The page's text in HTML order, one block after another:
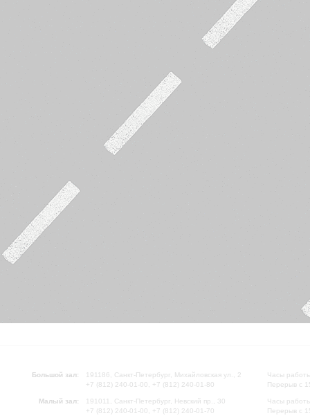
Большой зал:
191186, Санкт-Петербург, Михайловская ул., 2
+7 (812) 240-01-00, +7 (812) 240-01-80
Малый зал:
191011, Санкт-Петербург, Невский пр., 30
+7 (812) 240-01-00, +7 (812) 240-01-70
Часы
Перерыв с
Часы
Перерыв с